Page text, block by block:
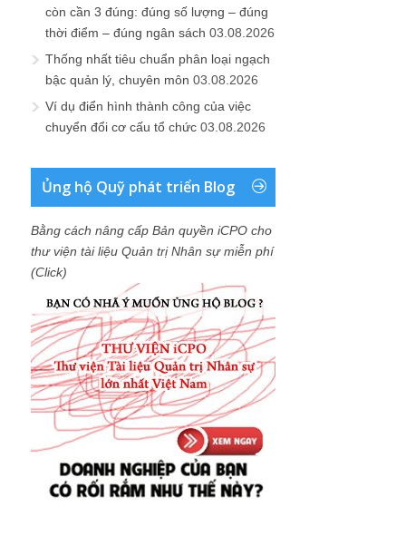
còn cần 3 đúng: đúng số lượng – đúng
thời điểm – đúng ngân sách 03.08.2026
Thống nhất tiêu chuẩn phân loại ngạch
bậc quản lý, chuyên môn 03.08.2026
Ví dụ điển hình thành công của việc
chuyển đổi cơ cấu tổ chức 03.08.2026
Ủng hộ Quỹ phát triển Blog
Bằng cách nâng cấp Bản quyền iCPO cho
thư viện tài liệu Quản trị Nhân sự miễn phí
(Click)